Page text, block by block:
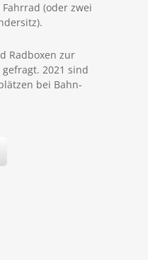
(oder zwei
Radboxen zur
2021 sind
bei Bahn-